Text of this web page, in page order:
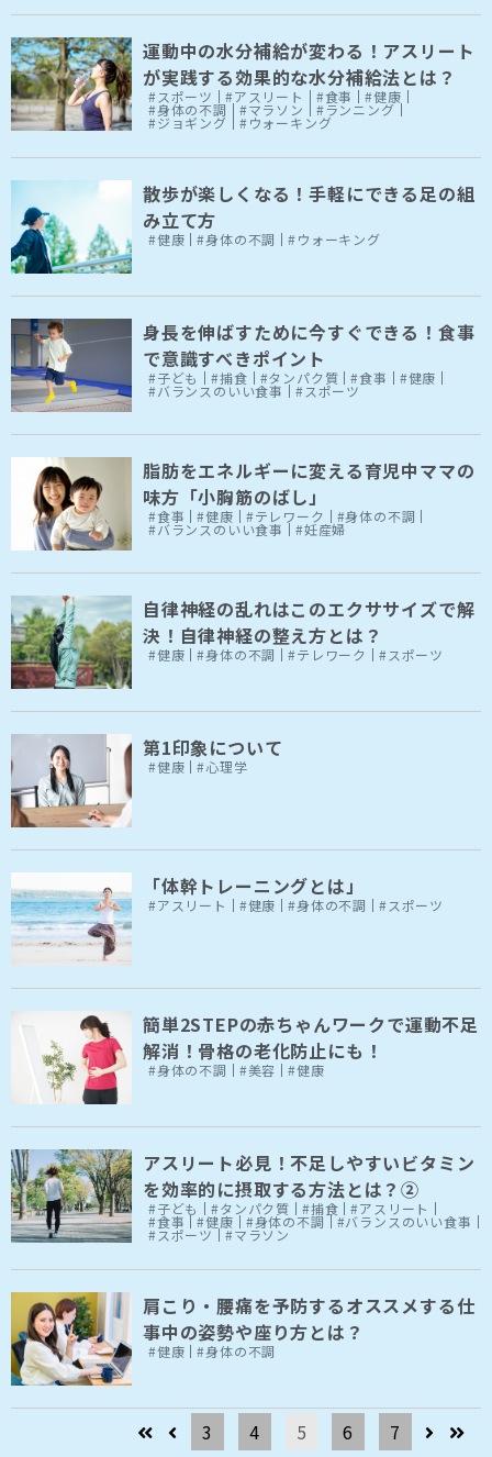
運動中の水分補給が変わる！アスリート
が実践する効果的な水分補給法とは？
#スポーツ #アスリート #食事 #健康
#身体の不調 #マラソン #ランニング
#ジョギング #ウォーキング
散歩が楽しくなる！手軽にできる足の組
み立て方
#健康 #身体の不調 #ウォーキング
身長を伸ばすために今すぐできる！食事
で意識すべきポイント
#子ども #捕食 #タンパク質 #食事 #健康
#バランスのいい食事 #スポーツ
脂肪をエネルギーに変える育児中ママの
味方「小胸筋のばし」
#食事 #健康 #テレワーク #身体の不調
#バランスのいい食事 #妊産婦
自律神経の乱れはこのエクササイズで解
決！自律神経の整え方とは？
#健康 #身体の不調 #テレワーク #スポーツ
第1印象について
#健康 #心理学
「体幹トレーニングとは」
#アスリート #健康 #身体の不調 #スポーツ
簡単2STEPの赤ちゃんワークで運動不足
解消！骨格の老化防止にも！
#身体の不調 #美容 #健康
アスリート必見！不足しやすいビタミン
を効率的に摂取する方法とは？②
#子ども #タンパク質 #捕食 #アスリート
#食事 #健康 #身体の不調 #バランスのいい食事
#スポーツ #マラソン
肩こり・腰痛を予防するオススメする仕
事中の姿勢や座り方とは？
#健康 #身体の不調
3 4 5 6 7